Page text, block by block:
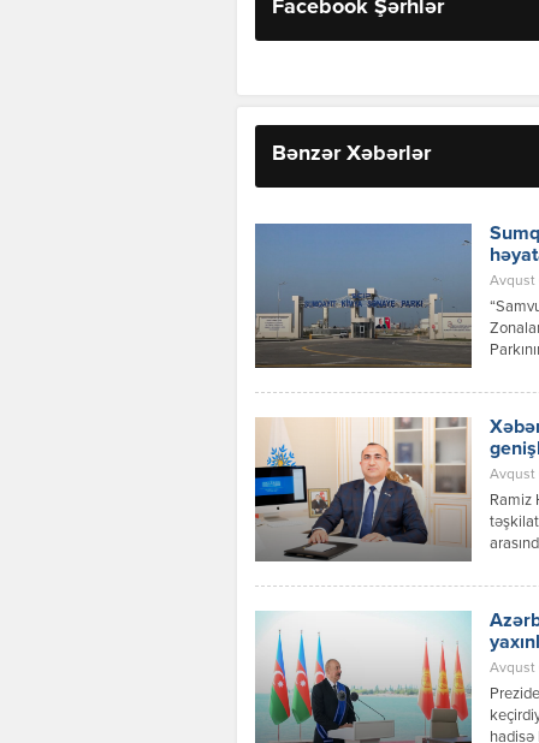
Facebook Şərhlər
Bənzər Xəbərlər
Avqust
Avqust
Ramiz
Avqust
hadisə